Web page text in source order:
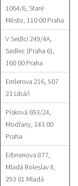
1064/6, Staré
Město, 110 00 Praha
V Sedlci 249/4A,
Sedlec (Praha 6),
160 00 Praha
Emlerova 216, 507
23 Libáň
Písková 693/24,
Modřany, 143 00
Praha
Erbnenova 877,
Mladá Boleslav II,
293 01 Mladá